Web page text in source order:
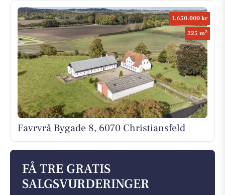
1.650.000 kr
225 m2
Favrvrå Bygade 8, 6070 Christiansfeld
FÅ TRE GRATIS
SALGSVURDERINGER